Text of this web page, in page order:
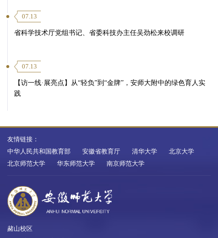
07.13
省科学技术厅党组书记、省委科技办主任吴劲松来校调研
07.13
【访一线·展亮点】从“轻负”到“金牌”，安师大附中的绿色育人实
践
友情链接：
中华人民共和国教育部
安徽省教育厅 清华大学
北京大学
北京师范大学
华东师范大学 南京师范大学
赭山校区